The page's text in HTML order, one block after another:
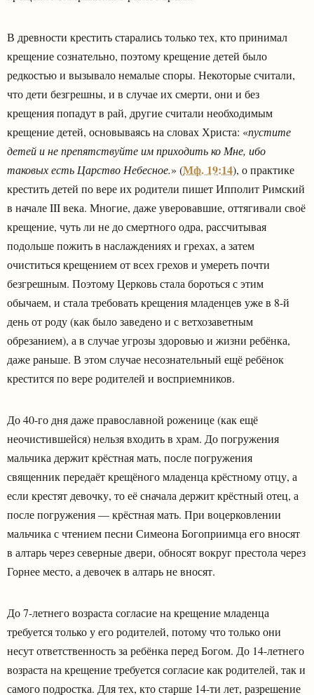
В древности крестить старались только тех, кто принимал
крещение сознательно, поэтому крещение детей было
редкостью и вызывало немалые споры. Некоторые считали,
что дети безгрешны, и в случае их смерти, они и без
крещения попадут в рай, другие считали необходимым
крещение детей, основываясь на словах Христа: «пустите
детей и не препятствуйте им приходить ко Мне, ибо
таковых есть Царство Небесное.» (Мф. 19:14), о практике
крестить детей по вере их родители пишет Ипполит Римский
в начале III века. Многие, даже уверовавшие, оттягивали своё
крещение, чуть ли не до смертного одра, рассчитывая
подольше пожить в наслаждениях и грехах, а затем
очиститься крещением от всех грехов и умереть почти
безгрешным. Поэтому Церковь стала бороться с этим
обычаем, и стала требовать крещения младенцев уже в 8-й
день от роду (как было заведено и с ветхозаветным
обрезанием), а в случае угрозы здоровью и жизни ребёнка,
даже раньше. В этом случае несознательный ещё ребёнок
крестится по вере родителей и восприемников.
До 40-го дня даже православной роженице (как ещё
неочистившейся) нельзя входить в храм. До погружения
мальчика держит крёстная мать, после погружения
священник передаёт крещёного младенца крёстному отцу, а
если крестят девочку, то её сначала держит крёстный отец, а
после погружения — крёстная мать. При воцерковлении
мальчика с чтением песни Симеона Богоприимца его вносят
в алтарь через северные двери, обносят вокруг престола через
Горнее место, а девочек в алтарь не вносят.
До 7-летнего возраста согласие на крещение младенца
требуется только у его родителей, потому что только они
несут ответственность за ребёнка перед Богом. До 14-летнего
возраста на крещение требуется согласие как родителей, так и
самого подростка. Для тех, кто старше 14-ти лет, разрешение